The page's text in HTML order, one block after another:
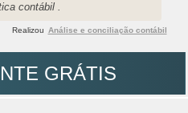
contábil .
Realizou Análise e conciliação contábil
GRÁTIS